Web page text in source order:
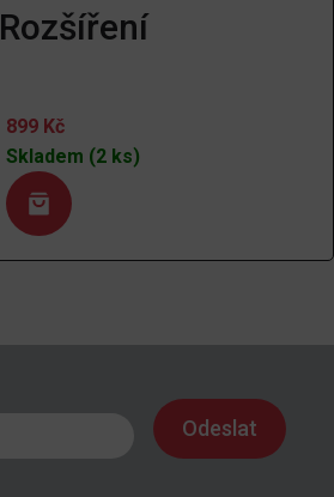
Rozšíření
899 Kč
Skladem (2 ks)